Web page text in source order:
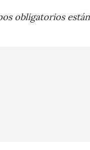
obligatorios